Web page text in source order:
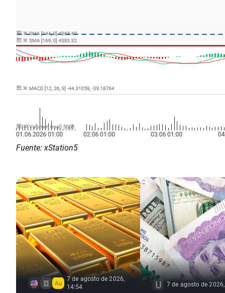
Fuente: xStation5
7 de agosto de 2026,
14:54
7 de agosto de